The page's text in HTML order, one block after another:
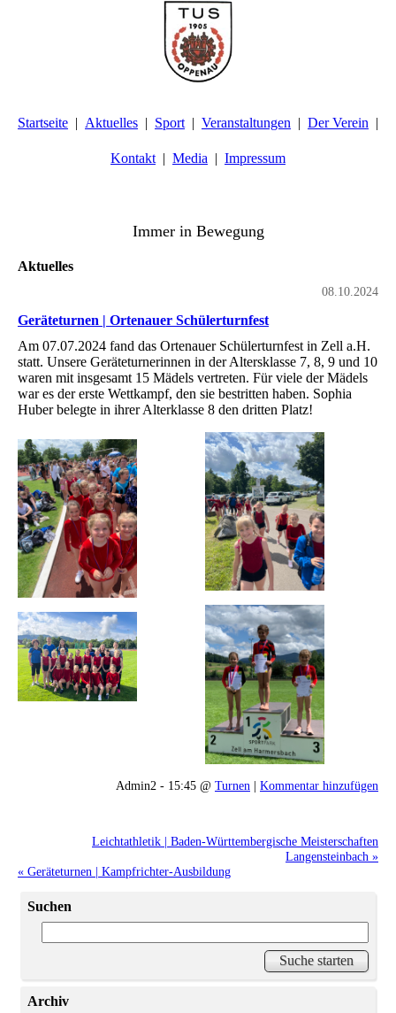
Startseite Aktuelles Sport Veranstaltungen Der Verein
Kontakt Media Impressum
Immer in Bewegung
Aktuelles
08.10.2024
Geräteturnen | Ortenauer Schülerturnfest
Am 07.07.2024 fand das Ortenauer Schülerturnfest in Zell a.H.
statt. Unsere Geräteturnerinnen in der Altersklasse 7, 8, 9 und 10
waren mit insgesamt 15 Mädels vertreten. Für viele der Mädels
war es der erste Wettkampf, den sie bestritten haben. Sophia
Huber belegte in ihrer Alterklasse 8 den dritten Platz!
Admin2 - 15:45 @ Turnen | Kommentar hinzufügen
Leichtathletik | Baden-Württembergische Meisterschaften
Langensteinbach »
« Geräteturnen | Kampfrichter-Ausbildung
Suchen
Archiv